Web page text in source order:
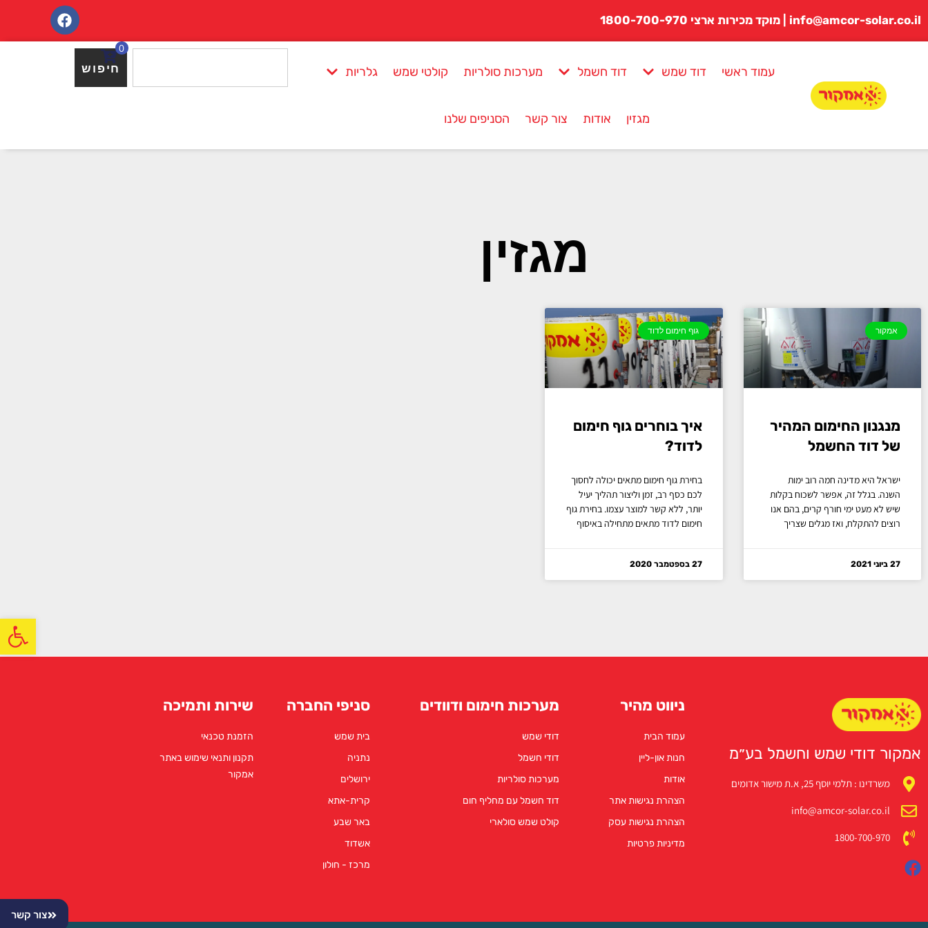
info@amcor-solar.co.il | מוקד מכירות ארצי 1800-700-970
עמוד ראשי דוד שמש דוד חשמל מערכות סולריות קולטי שמש גלריות
מגזין אודות צור קשר הסניפים שלנו
חיפוש
0
מגזין
אמקור
מנגנון החימום המהיר
של דוד החשמל
ישראל היא מדינה חמה רוב ימות
השנה. בגלל זה, אפשר לשכוח בקלות
שיש לא מעט ימי חורף קרים, בהם אנו
רוצים להתקלח, ואז מגלים שצריך
27 ביוני 2021
גוף חימום לדוד
איך בוחרים גוף חימום
לדוד?
בחירת גוף חימום מתאים יכולה לחסוך
לכם כסף רב, זמן וליצור תהליך יעיל
יותר, ללא קשר למוצר עצמו. בחירת גוף
חימום לדוד מתאים מתחילה באיסוף
27 בספטמבר 2020
צור קשר
אמקור דודי שמש וחשמל בע״מ
משרדינו : תלמי יוסף 25, א.ת מישור אדומים
info@amcor-solar.co.il
1800-700-970
ניווט מהיר
עמוד הבית
חנות און-ליין
אודות
הצהרת נגישות אתר
הצהרת נגישות עסק
מדיניות פרטיות
מערכות חימום ודוודים
דודי שמש
דודי חשמל
מערכות סולריות
דוד חשמל עם מחליף חום
קולט שמש סולארי
סניפי החברה
בית שמש
נתניה
ירושלים
קרית-אתא
באר שבע
אשדוד
מרכז - חולון
שירות ותמיכה
הזמנת טכנאי
תקנון ותנאי שימוש באתר
אמקור